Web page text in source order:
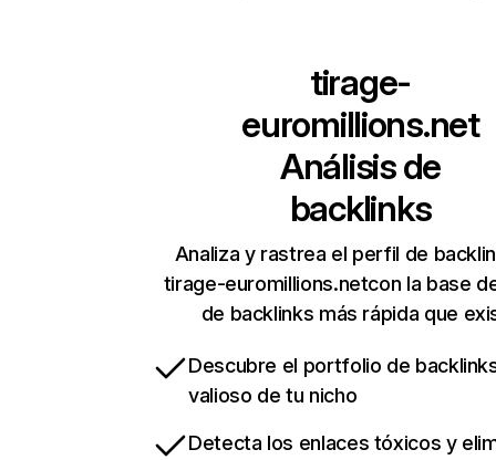
tirage-
euromillions.net
Análisis de
backlinks
Analiza y rastrea el perfil de
tirage-euromillions.netcon la base
de backlinks más rápida que
Descubre el portfolio de
valioso de tu nicho
Detecta los enlaces tóxicos y